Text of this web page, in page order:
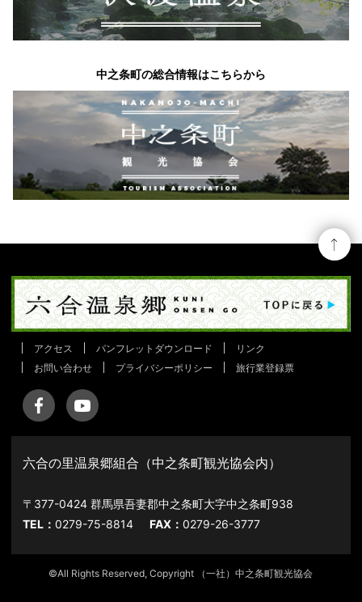
中之条町の総合情報はこちらから
アクセス パンフレットダウンロード
リンク
お問い合わせ
プライバシーポリシー 旅行業登録票
六合の里温泉郷組合（中之条町観光協会内）
〒377-0424 群馬県吾妻郡中之条町大字中之条町938
TEL：0279-75-8814 FAX：0279-26-3777
©All Rights Reserved, Copyright （一社）中之条町観光協会